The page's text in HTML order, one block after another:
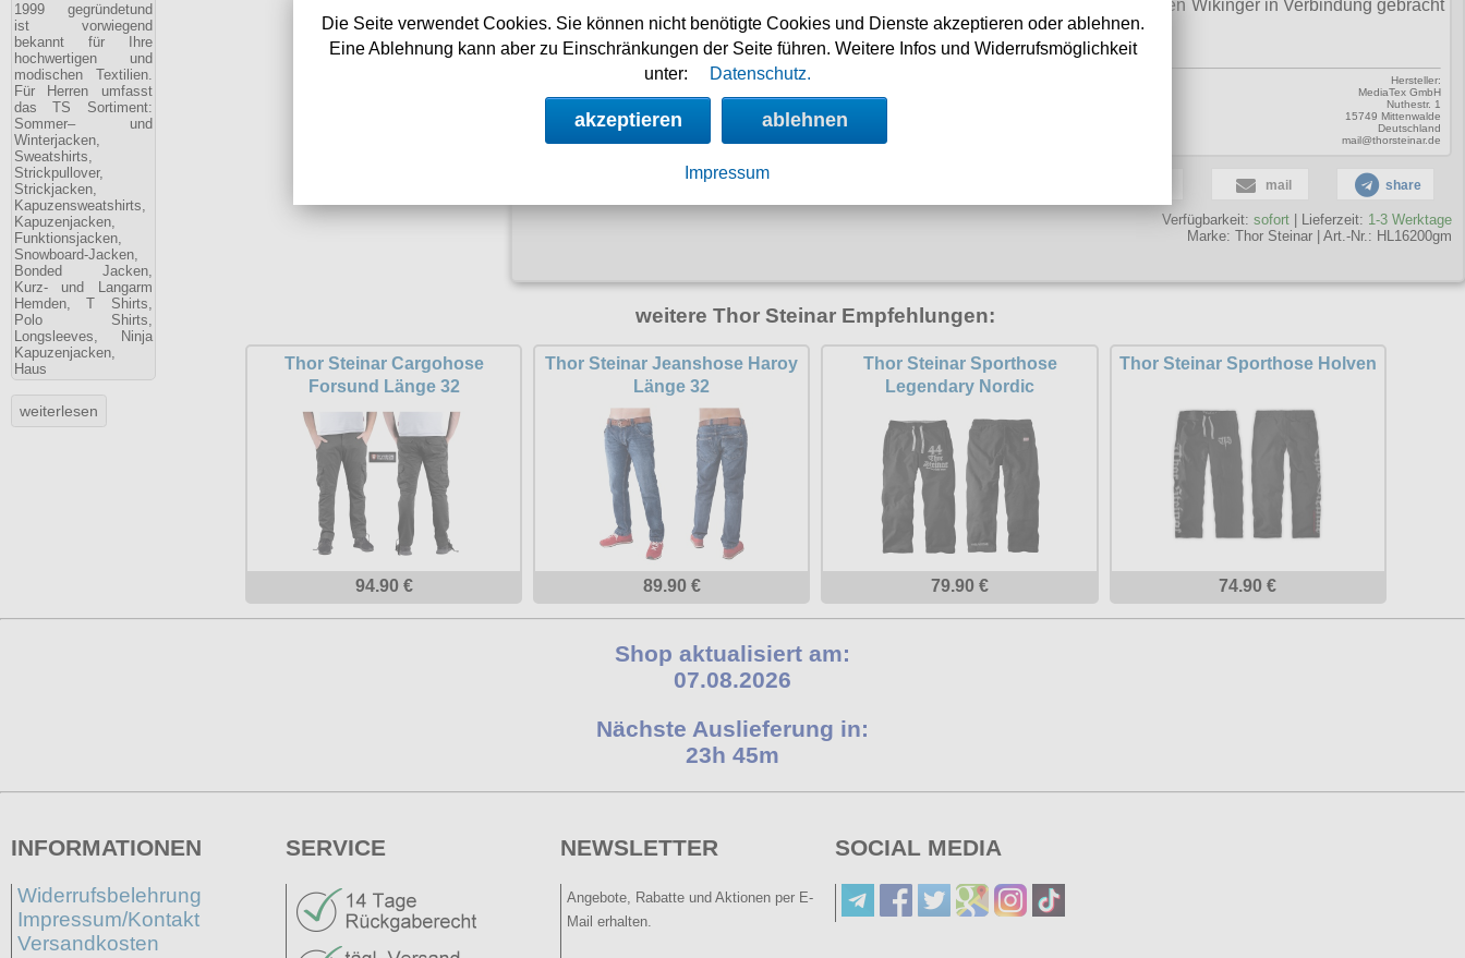
1999 gegründetund
ist vorwiegend
bekannt für Ihre
hochwertigen und
modischen Textilien.
Für Herren umfasst
das TS Sortiment:
Sommer– und
Winterjacken,
Sweatshirts,
Strickpullover,
Strickjacken,
Kapuzensweatshirts,
Kapuzenjacken,
Funktionsjacken,
Snowboard-Jacken,
Bonded Jacken,
Kurz- und Langarm
Hemden, T Shirts,
Polo Shirts,
Longsleeves, Ninja
Kapuzenjacken,
Haus
Geschichte, die mit dem Glauben und der Mythologie der alten Wikinger in Verbindung gebracht
wird, verwendet!
Hersteller:
MediaTex GmbH
Nuthestr. 1
15749 Mittenwalde
Deutschland
mail@thorsteinar.de
mail share
Verfügbarkeit: sofort | Lieferzeit: 1-3 Werktage
Marke: Thor Steinar Art.-Nr.: HL16200gm
weitere Thor Steinar Empfehlungen:
Thor Steinar Cargohose
Forsund Länge 32
94.90 €
Thor Steinar Jeanshose Haroy
Länge 32
89.90 €
Thor Steinar Sporthose
Legendary Nordic
79.90 €
Thor Steinar Sporthose Holven
74.90 €
Shop aktualisiert am:
07.08.2026
Nächste Auslieferung in:
23h 45m
INFORMATIONEN
Widerrufsbelehrung
Impressum/Kontakt
Versandkosten
SERVICE NEWSLETTER
Angebote, Rabatte und Aktionen per E-
Mail erhalten.
SOCIAL MEDIA
Die Seite verwendet Cookies. Sie können nicht benötigte Cookies und Dienste akzeptieren oder ablehnen.
Eine Ablehnung kann aber zu Einschränkungen der Seite führen. Weitere Infos und Widerrufsmöglichkeit
unter:
Datenschutz.
akzeptieren ablehnen
Impressum